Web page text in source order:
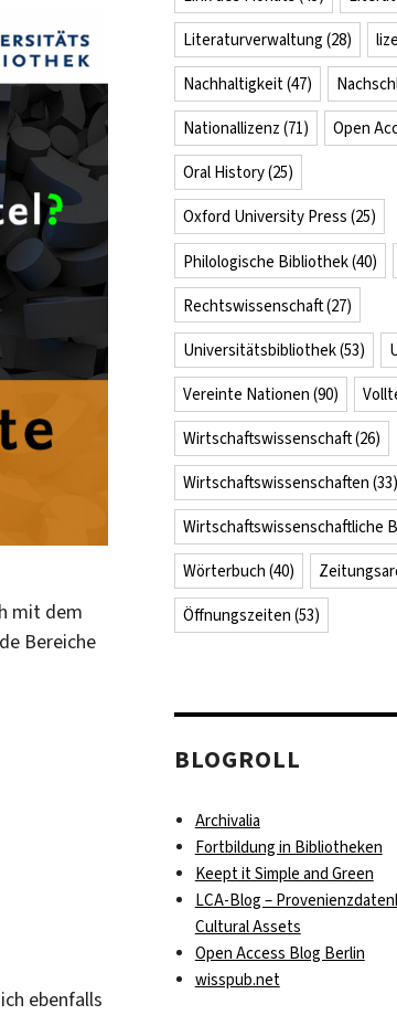
mit dem
Bereiche
ebenfalls
Literaturverwaltung (28)
Nachhaltigkeit(47)
Nationallizenz (71) Open
Oral History(25)
Oxford University Press (25)
Philologische Bibliothek(40)
Rechtswissenschaft(27)
Universitätsbibliothek(53)
Vereinte Nationen (90)
Wirtschaftswissenschaft(26)
Wirtschaftswissenschaften (33)
Wirtschaftswissenschaftliche
Wörterbuch (40)
Öffnungszeiten (53)
BLOGROLL
Archivalia
Fortbildung in Bibliotheken
Keept it Simple and Green
LCA-Blog –
Cultural Assets
Open Access Blog Berlin
wisspub.net